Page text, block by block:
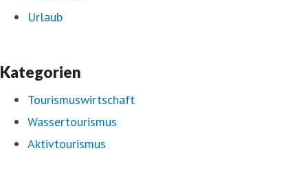
Urlaub
Kategorien
Tourismuswirtschaft
Wassertourismus
Aktivtourismus